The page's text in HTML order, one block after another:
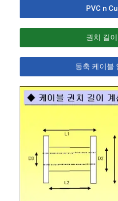
PVC n
권치 길
동축 케이블